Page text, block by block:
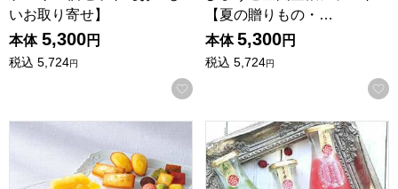
いお取り寄せ】
本体 5,300円
税込 5,724円
お気に入りに登録する
【夏の贈りもの・…
本体 5,300円
税込 5,724円
アンリ・シャルパンティエ テリーヌ・ドゥ・フリュイ・ア
和歌山 ふみこ農園 果汁たっ